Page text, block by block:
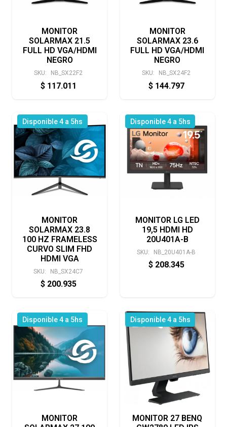
MONITOR
SOLARMAX 21.5
FULL HD VGA/HDMI
NEGRO
SKU: NB_SX22F2
$ 117.011
MONITOR
SOLARMAX 23.6
FULL HD VGA/HDMI
NEGRO
SKU: NB_SX24F2
$ 144.797
Disponible 4 a 5hs
MONITOR
SOLARMAX 23.8
100 HZ FRAMELESS
CURVO SLIM FHD
HDMI VGA
SKU: NB_SX24C7
$ 200.935
Disponible 4 a 5hs
MONITOR LG LED
19,5 HDMI HD
20U401A-B
SKU: NB_20U401A-B
$ 208.345
Disponible 4 a 5hs
MONITOR
Disponible 4 a 5hs
MONITOR 27 BENQ